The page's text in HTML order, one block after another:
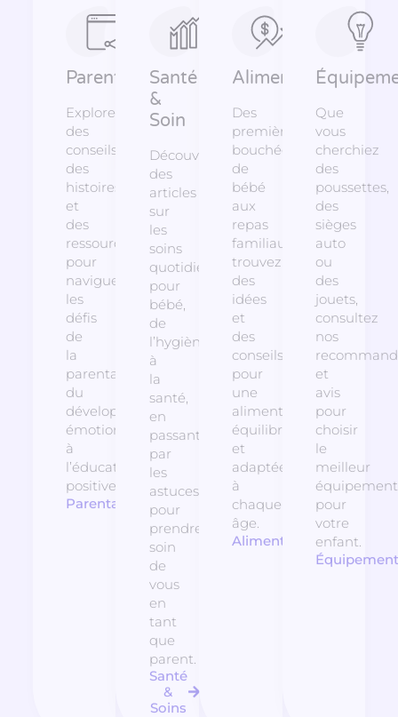
Parentalité
Explorez
des
conseils,
des
histoires
et
des
ressources
pour
naviguer
les
défis
de
la
parentalité,
du
développement
émotionnel
à
l’éducation
positive.
Parentalité
Santé
&
Soin
Découvrez
des
articles
sur
les
soins
quotidiens
pour
bébé,
de
l’hygiène
à
la
santé,
en
passant
par
les
astuces
pour
prendre
soin
de
vous
en
tant
que
parent.
Santé
&
Soins
Alimentation
Des
premières
bouchées
de
bébé
aux
repas
familiaux,
trouvez
des
idées
et
des
conseils
pour
une
alimentation
équilibrée
et
adaptée
à
chaque
âge.
Alimentation
Que
vous
cherchiez
des
poussettes,
des
sièges
auto
ou
des
jouets,
consultez
nos
et
avis
pour
choisir
le
meilleur
équipement
pour
votre
enfant.
Équipement